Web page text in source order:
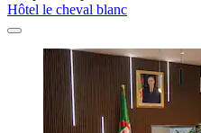
Hôtel le cheval blanc